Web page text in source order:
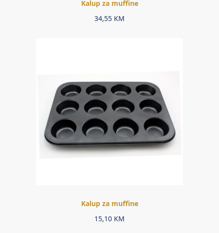
Kalup za muffine
34,55 KM
Kalup za muffine
15,10 KM